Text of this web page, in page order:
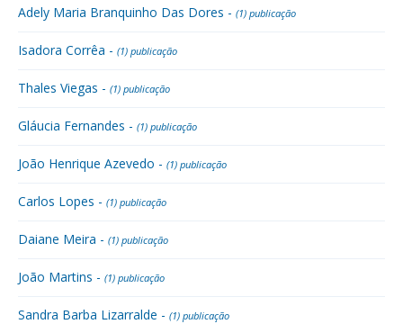
Adely Maria Branquinho Das Dores - (1) publicação
Isadora Corrêa - (1) publicação
Thales Viegas - (1) publicação
Gláucia Fernandes - (1) publicação
João Henrique Azevedo - (1) publicação
Carlos Lopes - (1) publicação
Daiane Meira - (1) publicação
João Martins - (1) publicação
Sandra Barba Lizarralde - (1) publicação